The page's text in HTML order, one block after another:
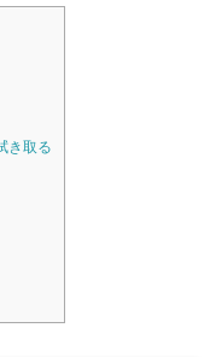
き取る